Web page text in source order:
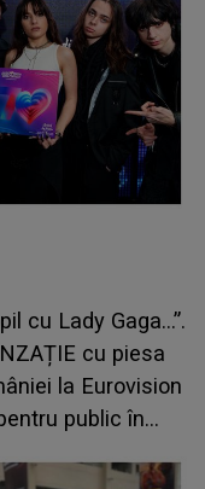
cu Lady Gaga...”.
cu piesa
la Eurovision
public în